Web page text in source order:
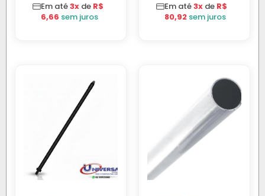
Em até3x de R$
6,66 sem juros
Em até3x de R$
80,92 sem juros